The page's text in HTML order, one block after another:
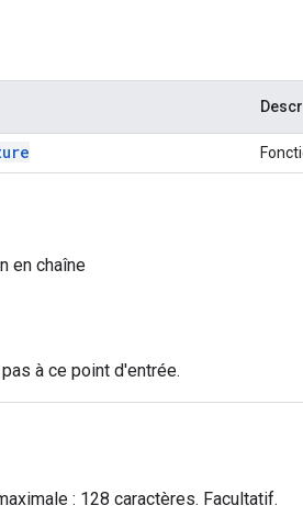
en chaîne
à ce point d'entrée.
: 128 caractères. Facultatif.